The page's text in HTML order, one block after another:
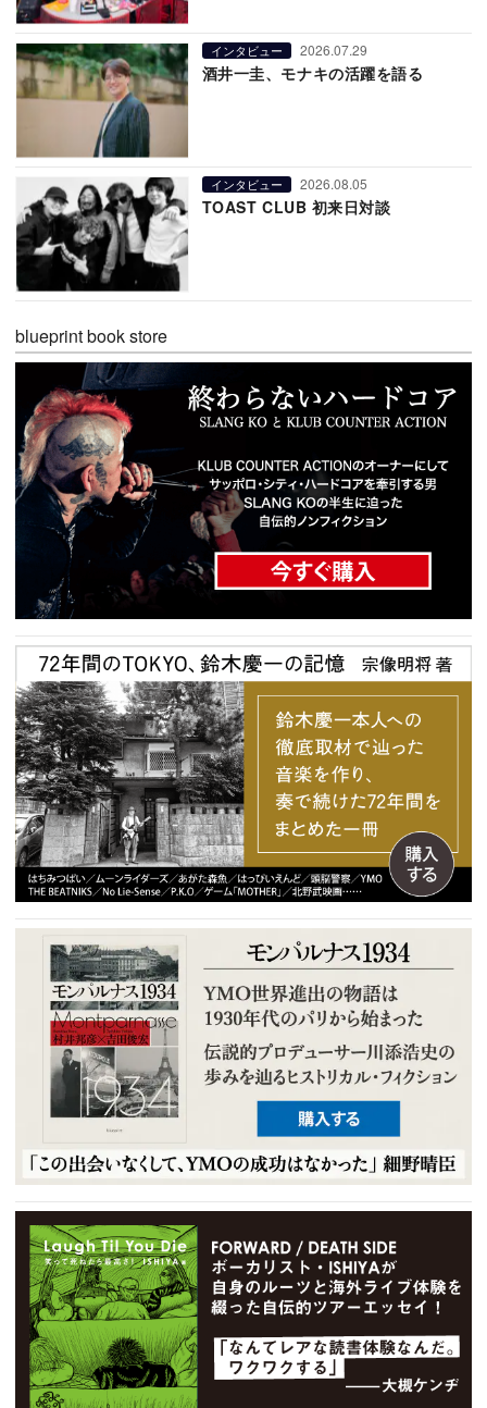
インタビュー 2026.07.29
酒井一圭、モナキの活躍を語る
インタビュー 2026.08.05
TOAST CLUB 初来日対談
blueprint book store